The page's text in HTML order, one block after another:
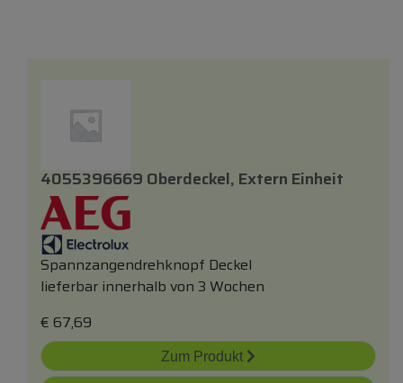
4055396669 Oberdeckel, Extern Einheit
Spannzangendrehknopf Deckel
lieferbar innerhalb von 3 Wochen
€ 67,69
Zum Produkt